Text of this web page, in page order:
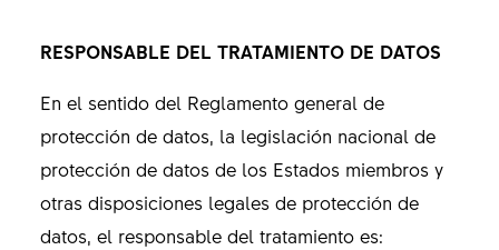
RESPONSABLE DEL TRATAMIENTO DE DATOS
En el sentido del Reglamento general de
protección de datos, la legislación nacional de
protección de datos de los Estados miembros y
otras disposiciones legales de protección de
datos, el responsable del tratamiento es: